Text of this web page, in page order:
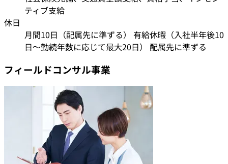
ティブ支給
休日
月間10日（配属先に準ずる） 有給休暇（入社半年後10
日〜勤続年数に応じて最大20日） 配属先に準ずる
フィールドコンサル事業